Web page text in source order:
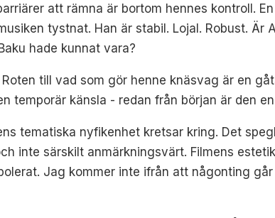
att rämna är bortom hennes kontroll. En
tystnat. Han är stabil. Lojal. Robust. Är
hade kunnat vara?
till vad som gör henne knäsvag är en
temporär känsla - redan från början är den
tematiska nyfikenhet kretsar kring. Det
inte särskilt anmärkningsvärt. Filmens
Jag kommer inte ifrån att någonting